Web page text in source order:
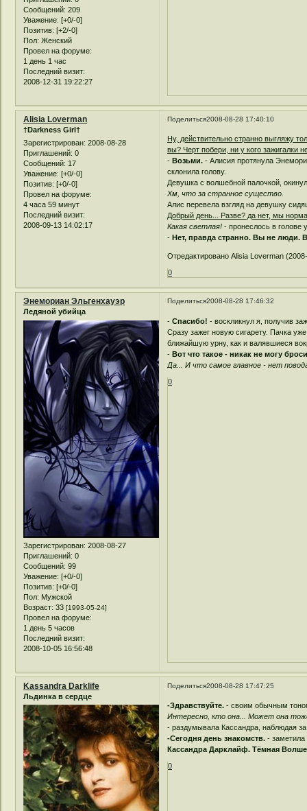
Сообщений: 209
Уважение: [+0/-0]
Позитив: [+2/-0]
Пол: Женский
Провел на форуме:
1 день 1 час
Последний визит:
2008-12-31 19:22:27
Поделиться2008-08-28 17:40:10
Alisia Loverman
†Darkness Girl†
Зарегистрирован: 2008-08-28
Приглашений: 0
Сообщений: 17
Уважение: [+0/-0]
Позитив: [+0/-0]
Провел на форуме:
4 часа 59 минут
Последний визит:
2008-09-13 14:02:17
Ну, действительно странно выгляжу
вы? Черт побери, ни у кого зажигалки
- Возьми. - Алисия протянула
склонила голову.
Девушка с волшебной палочкой,
Хм, что за странное существо.
Алис перевела взгляд на девушку
Добрый день... Разве? да нет, мы
Какая светлая! - пронеслось в голове
- Нет, правда странно. Вы не люди.
Отредактировано Alisia Loverman
0
Поделиться2008-08-28 17:46:32
Энемориан Эльгенхауэр
Ледяной убийца
Зарегистрирован: 2008-08-27
Приглашений: 0
Сообщений: 99
Уважение: [+0/-0]
Позитив: [+0/-0]
Пол: Мужской
Возраст: 33 [1993-05-24]
Провел на форуме:
1 день 5 часов
Последний визит:
2008-10-05 16:56:48
-Спасибо! - воскликнул я, получив
Сразу зажег новую сигарету. Пачка
ближайшую урну, как и валявшиеся
-Вот что такое - никак не могу
Да... И что самое главное - нет
0
Поделиться2008-08-28 17:47:25
Kassandra Darklife
Льдинка в сердце
-Здравствуйте. - своим обычным
Интересно, кто она... Может она
- раздумывала Кассандра, наблюдая
-Сегодня день знакомств.- заметила
Кассандра Дарклайф. Тёмная
0